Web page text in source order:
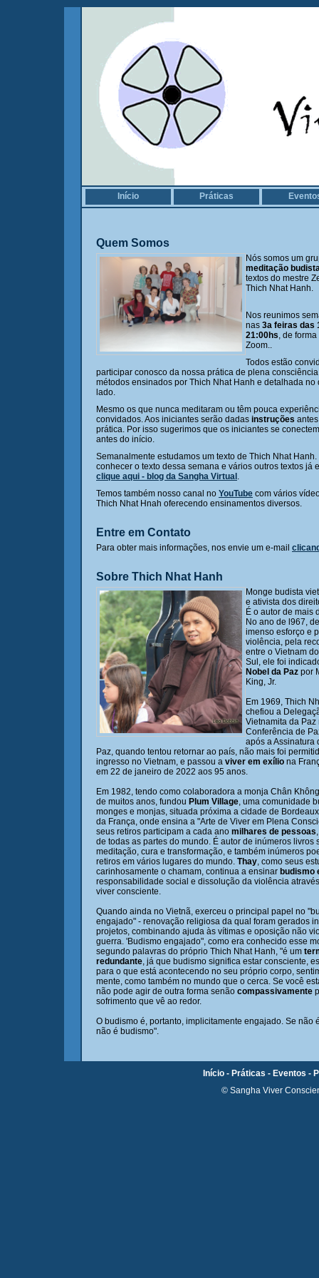
Início Práticas
Quem Somos
Nós somos um
meditação
textos do mestre
Thich Nhat Hanh.
Nos reunimos
nas 3a feiras das
21:00hs, de
Zoom..
Todos estão
participar conosco da nossa prática de plena
métodos ensinados por Thich Nhat Hanh e detalhada no
lado.
Mesmo os que nunca meditaram ou têm pouca
convidados. Aos iniciantes serão dadas instruções
prática. Por isso sugerimos que os iniciantes se
antes do início.
Semanalmente estudamos um texto de Thich Nhat Hanh.
conhecer o texto dessa semana e vários outros textos já
clique aqui - blog da Sangha Virtual .
Temos também nosso canal no YouTube com vários
Thich Nhat Hnah oferecendo ensinamentos diversos.
Entre em Contato
Para obter mais informações, nos envie um e-mail
Sobre Thich Nhat Hanh
Monge budista
e ativista dos
É o autor de mais
No ano de l967,
imenso esforço e
violência, pela
entre o Vietnam
Sul, ele foi
Nobel da Paz por
King, Jr.
Em 1969, Thich
chefiou a
Vietnamita da Paz
Conferência de
após a Assinatura
Paz, quando tentou retornar ao país, não mais foi
ingresso no Vietnam, e passou a viver em exílio na
em 22 de janeiro de 2022 aos 95 anos.
Em 1982, tendo como colaboradora a monja Chân
de muitos anos, fundou Plum Village, uma comunidade
monges e monjas, situada próxima a cidade de
da França, onde ensina a "Arte de Viver em Plena
seus retiros participam a cada ano milhares de pessoas
de todas as partes do mundo. É autor de inúmeros livros
meditação, cura e transformação, e também inúmeros
retiros em vários lugares do mundo. Thay, como seus
carinhosamente o chamam, continua a ensinar budismo
responsabilidade social e dissolução da violência
viver consciente.
Quando ainda no Vietnã, exerceu o principal papel no
engajado" - renovação religiosa da qual foram gerados
projetos, combinando ajuda às vítimas e oposição não
guerra. 'Budismo engajado", como era conhecido esse
segundo palavras do próprio Thich Nhat Hanh, "é um
redundante, já que budismo significa estar consciente,
para o que está acontecendo no seu próprio corpo,
mente, como também no mundo que o cerca. Se você
não pode agir de outra forma senão compassivamente
sofrimento que vê ao redor.
O budismo é, portanto, implicitamente engajado. Se não
não é budismo".
Início - Práticas - Eventos -
© Sangha Viver